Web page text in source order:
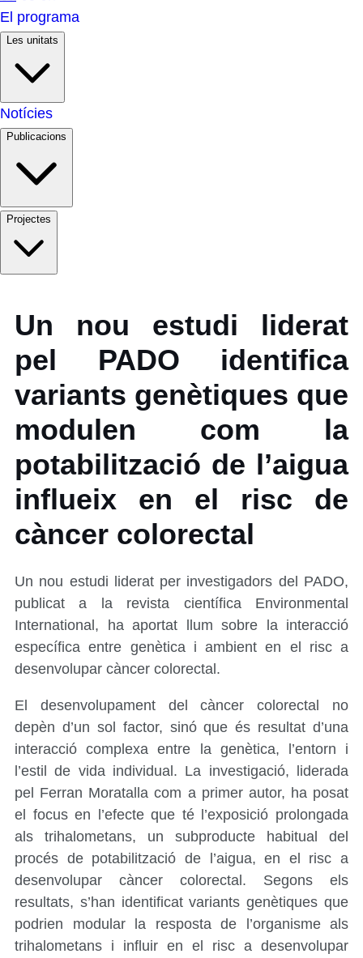
El programa
Les unitats
Notícies
Publicacions
Projectes
Un nou estudi liderat
pel PADO identifica
variants genètiques que
modulen com la
potabilització de l’aigua
influeix en el risc de
càncer colorectal
Un nou estudi liderat per investigadors del PADO,
publicat a la revista científica Environmental
International, ha aportat llum sobre la interacció
específica entre genètica i ambient en el risc a
desenvolupar càncer colorectal.
El desenvolupament del càncer colorectal no
depèn d’un sol factor, sinó que és resultat d’una
interacció complexa entre la genètica, l’entorn i
l’estil de vida individual. La investigació, liderada
pel Ferran Moratalla com a primer autor, ha posat
el focus en l’efecte que té l’exposició prolongada
als trihalometans, un subproducte habitual del
procés de potabilització de l’aigua, en el risc a
desenvolupar càncer colorectal. Segons els
resultats, s’han identificat variants genètiques que
podrien modular la resposta de l’organisme als
trihalometans i influir en el risc a desenvolupar